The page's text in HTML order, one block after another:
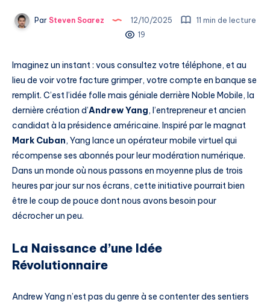
ParSteven Soarez 12/10/2025
11 min de lecture
19
Imaginez un instant : vous consultez votre téléphone, et au
lieu de voir votre facture grimper, votre compte en banque se
remplit. C’est l’idée folle mais géniale derrière Noble Mobile, la
dernière création d’Andrew Yang, l’entrepreneur et ancien
candidat à la présidence américaine. Inspiré par le magnat
Mark Cuban, Yang lance un opérateur mobile virtuel qui
récompense ses abonnés pour leur modération numérique.
Dans un monde où nous passons en moyenne plus de trois
heures par jour sur nos écrans, cette initiative pourrait bien
être le coup de pouce dont nous avons besoin pour
décrocher un peu.
La Naissance d’une Idée
Révolutionnaire
Andrew Yang n’est pas du genre à se contenter des sentiers